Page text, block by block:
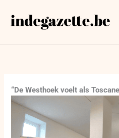
naar
“De Westhoek voelt als